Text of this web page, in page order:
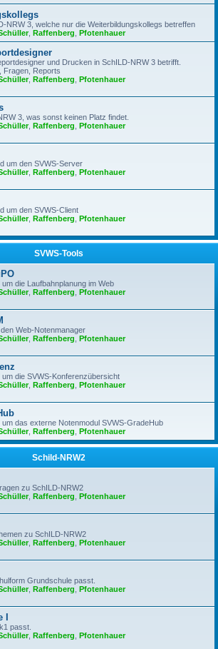
NRW 3, welche nur die Weiterbildungskollegs betreffen
, Raffenberg Pfotenhauer
und Drucken in SchILD-NRW 3 betrifft.
Fragen, Reports
, Raffenberg Pfotenhauer
3, was sonst keinen Platz findet.
, Raffenberg Pfotenhauer
um den SVWS-Server
, Raffenberg Pfotenhauer
um den SVWS-Client
, Raffenberg Pfotenhauer
SVWS-Tools
die Laufbahnplanung im Web
, Raffenberg Pfotenhauer
Web-Notenmanager
, Raffenberg Pfotenhauer
die SVWS-Konferenzübersicht
, Raffenberg Pfotenhauer
um das externe Notenmodul SVWS-GradeHub
, Raffenberg Pfotenhauer
Schild-NRW2
zu SchILD-NRW2
, Raffenberg Pfotenhauer
zu SchILD-NRW2
, Raffenberg Pfotenhauer
Grundschule passt.
, Raffenberg Pfotenhauer
passt.
, Raffenberg Pfotenhauer